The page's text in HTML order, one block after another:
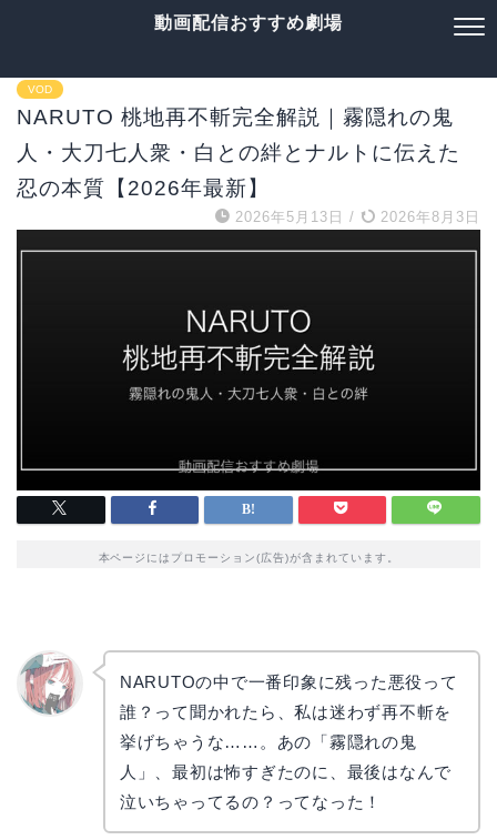
動画配信おすすめ劇場
VOD
NARUTO 桃地再不斬完全解説｜霧隠れの鬼
人・大刀七人衆・白との絆とナルトに伝えた
忍の本質【2026年最新】
2026年5月13日 / 2026年8月3日
本ページにはプロモーション(広告)が含まれています。
NARUTOの中で一番印象に残った悪役って
誰？って聞かれたら、私は迷わず再不斬を
挙げちゃうな……。あの「霧隠れの鬼
人」、最初は怖すぎたのに、最後はなんで
泣いちゃってるの？ってなった！